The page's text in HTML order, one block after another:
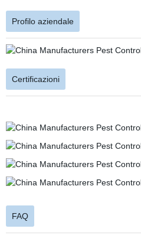
Profilo aziendale
Certificazioni
FAQ